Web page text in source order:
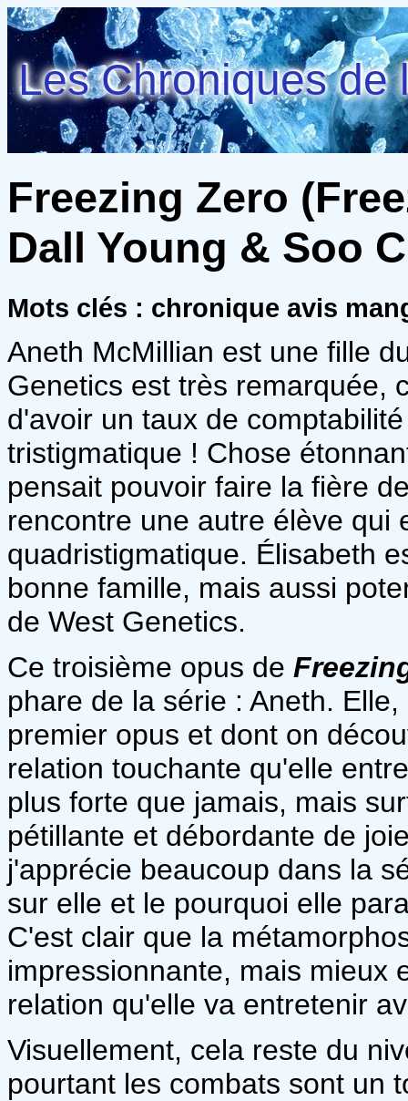
Les Chroniques de
Freezing Zero
Dall Young & Soo
Mots clés : chronique avis
Aneth McMillian est une fille
Genetics est très remarquée,
d'avoir un taux de
tristigmatique ! Chose
pensait pouvoir faire la fière
rencontre une autre élève qui
quadristigmatique. Élisabeth
bonne famille, mais aussi
de West Genetics.
Ce troisième opus de
phare de la série : Aneth.
premier opus et dont on
relation touchante qu'elle
plus forte que jamais, mais
pétillante et débordante de
j'apprécie beaucoup dans la
sur elle et le pourquoi elle
C'est clair que la
impressionnante, mais mieux
relation qu'elle va entretenir
Visuellement, cela reste du
pourtant les combats sont un